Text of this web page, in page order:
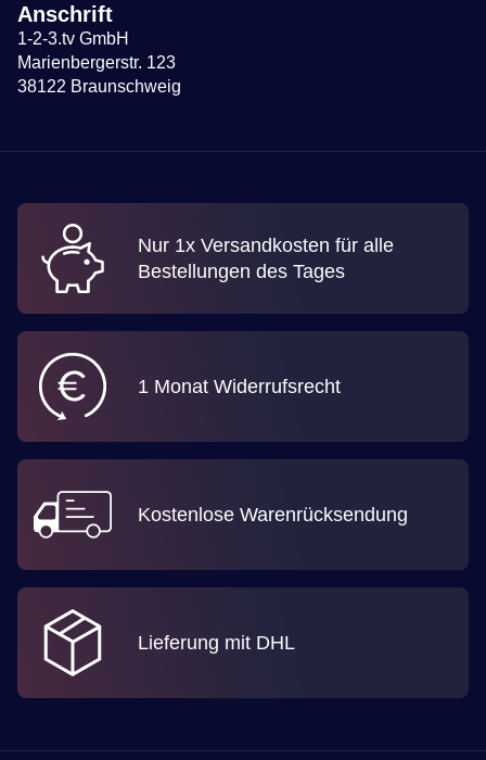
Anschrift
1-2-3.tv GmbH
Marienbergerstr. 123
38122 Braunschweig
Nur 1x Versandkosten für alle
Bestellungen des Tages
1 Monat Widerrufsrecht
Kostenlose Warenrücksendung
Lieferung mit DHL